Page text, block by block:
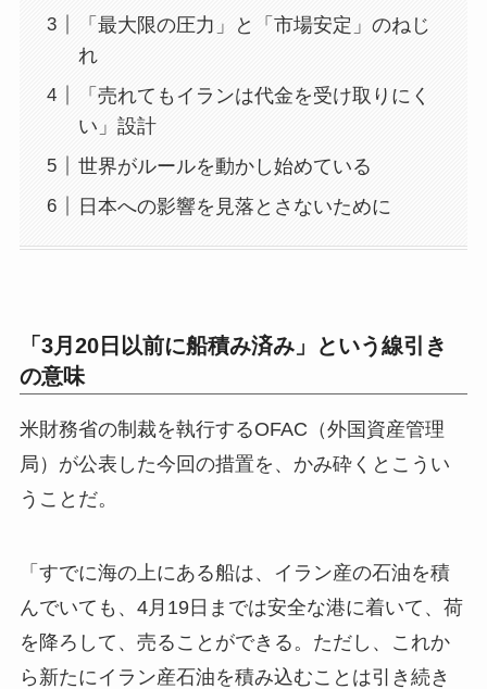
「最大限の圧力」と「市場安定」のねじ
れ
「売れてもイランは代金を受け取りにく
い」設計
世界がルールを動かし始めている
日本への影響を見落とさないために
「3月20日以前に船積み済み」という線引き
の意味
米財務省の制裁を執行するOFAC（外国資産管理
局）が公表した今回の措置を、かみ砕くとこうい
うことだ。
「すでに海の上にある船は、イラン産の石油を積
んでいても、4月19日までは安全な港に着いて、荷
を降ろして、売ることができる。ただし、これか
ら新たにイラン産石油を積み込むことは引き続き